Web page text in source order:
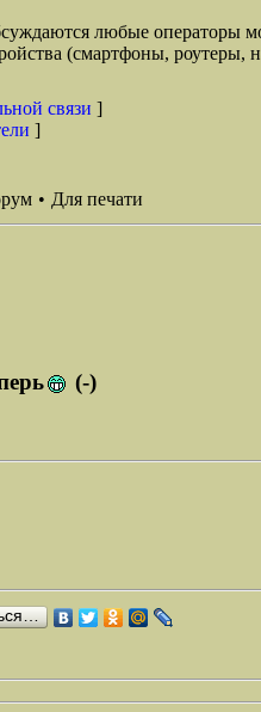
любые операторы
(смартфоны,
связи ]
]
• Для печати
(-)